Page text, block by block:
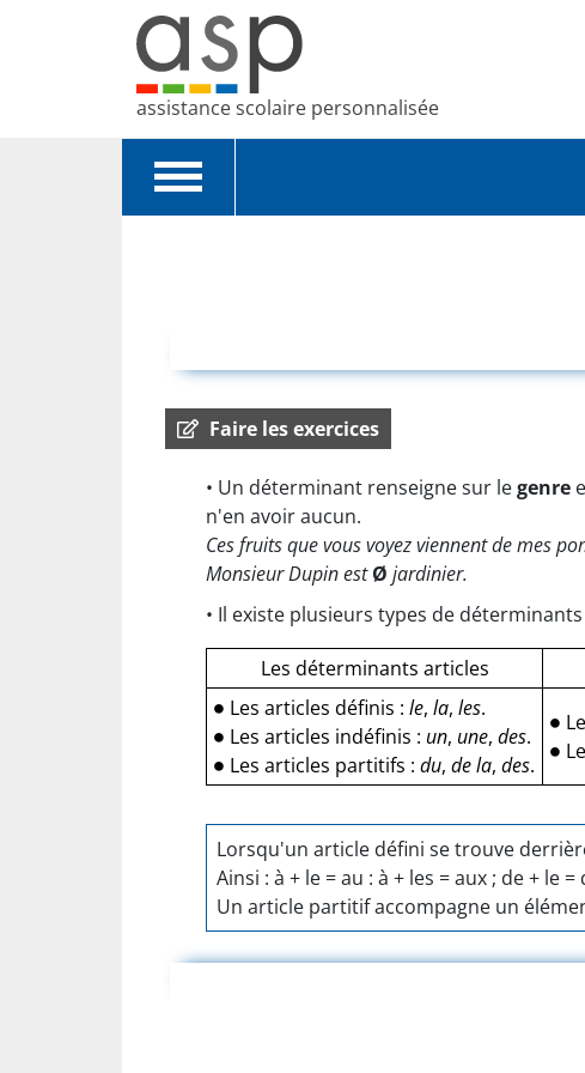
assistance scolaire personnalisée
Toggle
Faire les exercices
• Un déterminant renseigne sur legenre
n'en avoir aucun.
Ces fruits que vous voyez viennent de mes
Monsieur Dupin est Ø jardinier.
• Il existe plusieurs types de déterminants
Les déterminants articles
∙ Les articles définis :le,la,les.
∙ Les articles indéfinis : un, une,des.
∙ Les articles partitifs :du,de la,des.
∙
∙
Lorsqu'un article défini se trouve
Ainsi : à + le = au : à + les = aux ; de + le =
Un article partitif accompagne un